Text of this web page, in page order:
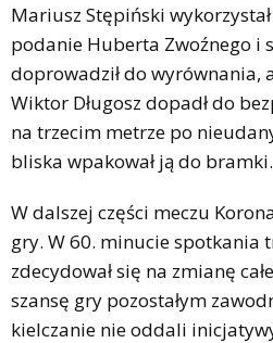
Mariusz Stępiński
podanie Huberta Zwoźnego i
doprowadził do wyrównania,
Wiktor Długosz dopadł do
na trzecim metrze po
bliska wpakował ją do bramki.
W dalszej części meczu
gry. W 60. minucie spotkania
zdecydował się na zmianę
szansę gry pozostałym
kielczanie nie oddali